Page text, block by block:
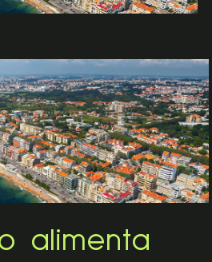
alimenta